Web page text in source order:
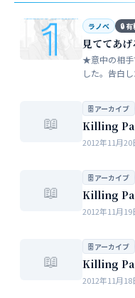
ラノベ 🔒
見ててあげ
★意中の相手
した。告白
る常識。。
📖
🗄 アーカイブ
Killing
2012年11月20
📖
🗄 アーカイブ
Killing
2012年11月19
📖
🗄 アーカイブ
Killing
2012年11月18